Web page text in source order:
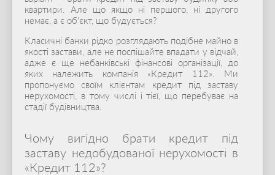
квартири. Але що якщо ні першого, ні другого
немає, а є об'єкт, що будується?
Класичні банки рідко розглядають подібне майно в
якості застави, але не поспішайте впадати у відчай,
адже є ще небанківські фінансові організації, до
яких належить компанія «Кредит 112». Ми
пропонуємо своїм клієнтам кредит під заставу
нерухомості, в тому числі і тієї, що перебуває на
стадії будівництва.
Чому вигідно брати кредит під
заставу недобудованої нерухомості в
«Кредит 112»?